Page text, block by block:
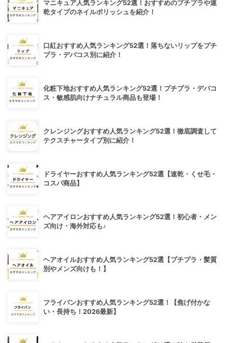
マニキュア人気ランキング52選！おすすめのプチプラや速
乾タイプのネイルポリッシュを紹介！
口紅おすすめ人気ランキング52選！落ちないリップをプチ
プラ・デパコス別に紹介！
化粧下地おすすめ人気ランキング52選！プチプラ・デパコ
ス・敏感肌向けナチュラル商品も登場！
クレンジングおすすめ人気ランキング52選！徹底調査して
テクスチャータイプ別に紹介！
ドライヤーおすすめ人気ランキング52選【速乾・くせ毛・
コスパ商品】
ヘアアイロンおすすめ人気ランキング52選！初心者・メン
ズ向け・海外対応も♪
ヘアオイルおすすめ人気ランキング52選【プチプラ・髪質
別やメンズ向けも！】
フライパンおすすめ人気ランキング52選！【焦げ付かな
い・長持ち！2026最新】